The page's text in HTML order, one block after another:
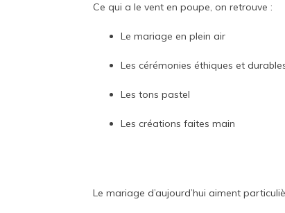
Ce qui a le vent en poupe, on retrouve :
Le mariage en plein air
Les cérémonies éthiques et
Les tons pastel
Les créations faites main
Le mariage d’aujourd’hui aiment